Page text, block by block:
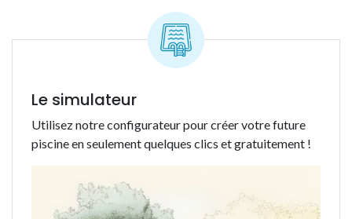
Le simulateur
Utilisez notre configurateur pour créer votre future
piscine en seulement quelques clics et gratuitement !